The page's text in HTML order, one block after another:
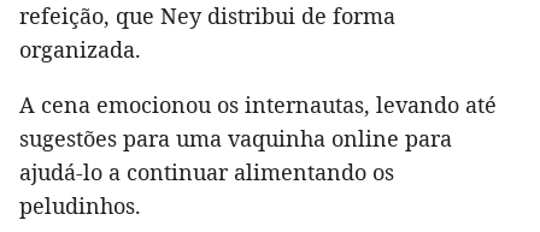
refeição, que Ney distribui de forma
organizada.
A cena emocionou os internautas, levando até
sugestões para uma vaquinha online para
ajudá-lo a continuar alimentando os
peludinhos.